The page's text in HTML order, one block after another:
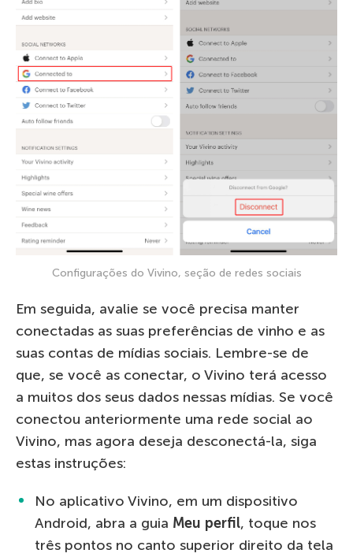
Configurações do Vivino, seção de redes sociais
Em seguida, avalie se você precisa manter
conectadas as suas preferências de vinho e as
suas contas de mídias sociais. Lembre-se de
que, se você as conectar, o Vivino terá acesso
a muitos dos seus dados nessas mídias. Se você
conectou anteriormente uma rede social ao
Vivino, mas agora deseja desconectá-la, siga
estas instruções:
No aplicativo Vivino, em um dispositivo
Android, abra a guia Meu perfil, toque nos
três pontos no canto superior direito da tela